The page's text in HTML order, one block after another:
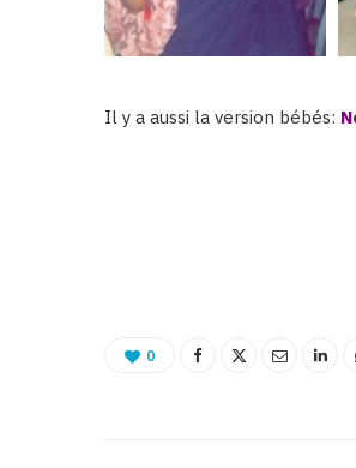
Il y a aussi la version bébés:
0